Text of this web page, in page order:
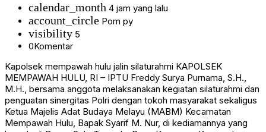
calendar_month 4 jam yang lalu
account_circle Pom py
visibility 5
0Komentar
Kapolsek mempawah hulu jalin silaturahmi KAPOLSEK
MEMPAWAH HULU, RI – IPTU Freddy Surya Purnama, S.H.,
M.H., bersama anggota melaksanakan kegiatan silaturahmi dan
penguatan sinergitas Polri dengan tokoh masyarakat sekaligus
Ketua Majelis Adat Budaya Melayu (MABM) Kecamatan
Mempawah Hulu, Bapak Syarif M. Nur, di kediamannya yang